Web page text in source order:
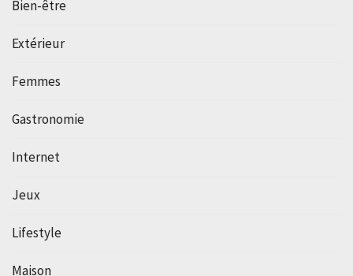
Bien-être
Extérieur
Femmes
Gastronomie
Internet
Jeux
Lifestyle
Maison